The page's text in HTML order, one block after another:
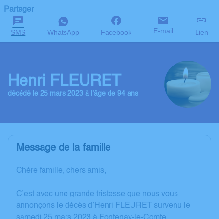
Partager
SMS WhatsApp Facebook E-mail Lien
Henri FLEURET
décédé le 25 mars 2023 à l'âge de 94 ans
Message de la famille
Chère famille, chers amis,
C’est avec une grande tristesse que nous vous
annonçons le décès d’Henri FLEURET survenu le